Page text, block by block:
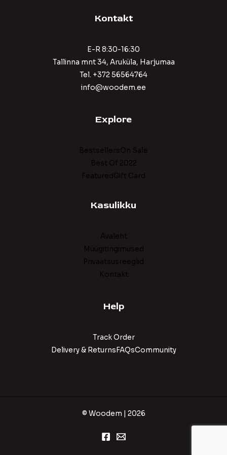
Kontakt
E-R 8:30-16:30
Tallinna mnt 34, Aruküla, Harjumaa
Tel. +372 56564764
info@woodem.ee
Explore
BestsellersOn Sale
Best Of 2022
FeaturedGift Card
Kasulikku
Avaleht
Müügitingimused
Privaatsusreeglid
Kontakt
Help
Track Order
Delivery & ReturnsFAQsCommunity
© Woodem | 2026